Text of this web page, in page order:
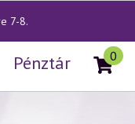
7-8.
Pénztár 0